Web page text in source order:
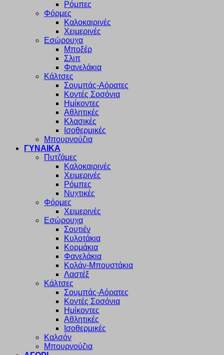
Ρόμπες
Φόρμες
Καλοκαιρινές
Χειμερινές
Εσώρουχα
Μποξέρ
Σλιπ
Φανελάκια
Κάλτσες
Σουμπάς-Αόρατες
Κοντές Σοσόνια
Ημίκοντες
Αθλητικές
Κλασικές
Ισοθερμικές
Μπουρνούζια
ΓΥΝΑΙΚΑ
Πυτζάμες
Καλοκαιρινές
Χειμερινές
Ρόμπες
Νυχτικές
Φόρμες
Χειμερινές
Εσώρουχα
Σουτιέν
Κυλοτάκια
Κορμάκια
Φανελάκια
Κολάν-Μπουστάκια
Λαστέξ
Κάλτσες
Σουμπάς-Αόρατες
Κοντές Σοσόνια
Ημίκοντες
Αθλητικές
Ισοθερμικές
Καλσόν
Μπουρνούζια